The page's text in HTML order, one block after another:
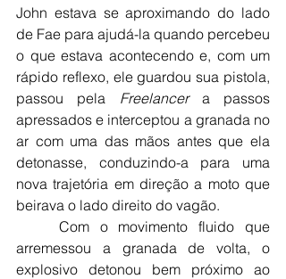
John estava se aproximando do lado
de Fae para ajudá-la quando percebeu
o que estava acontecendo e, com um
rápido reflexo, ele guardou sua pistola,
passou pela Freelancer a passos
apressados e interceptou a granada no
ar com uma das mãos antes que ela
detonasse, conduzindo-a para uma
nova trajetória em direção a moto que
beirava o lado direito do vagão.
arremessou a granada de volta, o
explosivo detonou bem próximo ao